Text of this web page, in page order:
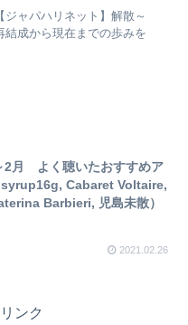
【ジャパハリネット】解散～
結成から現在までの歩みを
2月 よく聴いたおすすめア
syrup16g, Cabaret Voltaire,
Barbieri, 児島未散）
2021.02.26
ンク